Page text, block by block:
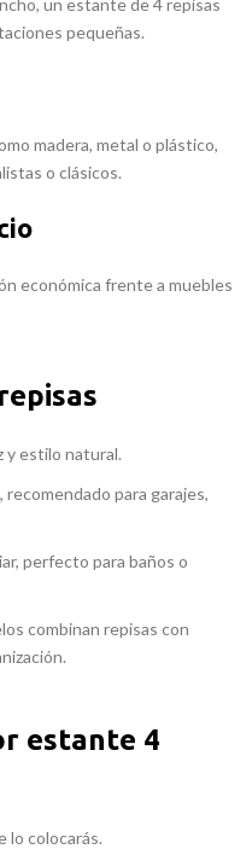
un estante de 4 repisas
pequeñas.
madera, metal o plástico,
o clásicos.
económica frente a muebles
y estilo natural.
para garajes,
perfecto para baños o
combinan repisas con
estante 4
lo colocarás.